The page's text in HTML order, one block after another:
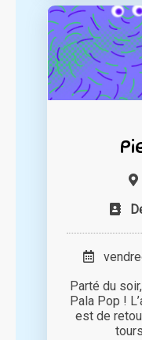
Parté du
Pala Pop !
est de